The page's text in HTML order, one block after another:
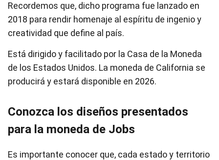
Recordemos que, dicho programa fue lanzado en
2018 para rendir homenaje al espíritu de ingenio y
creatividad que define al país.
Está dirigido y facilitado por la Casa de la Moneda
de los Estados Unidos. La moneda de California se
producirá y estará disponible en 2026.
Conozca los diseños presentados
para la moneda de Jobs
Es importante conocer que, cada estado y territorio